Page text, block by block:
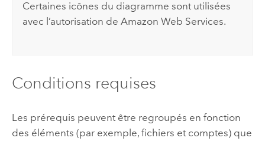
Certaines icônes du diagramme sont utilisées
avec l’autorisation deAmazon Web Services.
Conditions requises
Les prérequis peuvent être regroupés en fonction
des éléments (par exemple, fichiers et comptes) que